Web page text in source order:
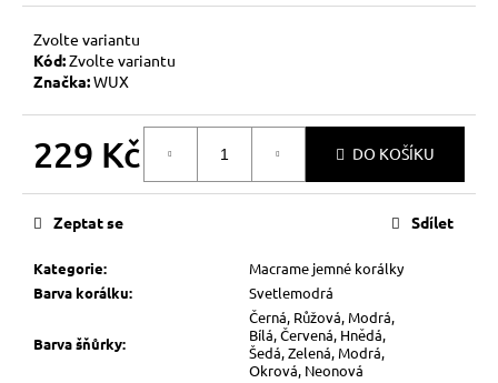
Zvolte variantu
Kód:Zvolte variantu
Značka:WUX
229 Kč DO KOŠÍKU
Kategorie:
Macrame jemné korálky
Barva korálku: Svetlemodrá
Barva šňůrky:
Černá, Růžová, Modrá,
Bílá, Červená, Hnědá,
Šedá, Zelená, Modrá,
Okrová, Neonová
Zeptat se Sdílet